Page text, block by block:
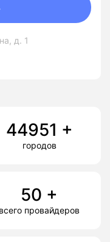
д. 1
44951 +
городов
50 +
всего провайдеров